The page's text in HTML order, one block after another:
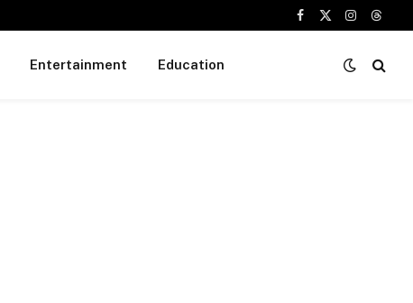
Facebook
X
Instagram
Entertainment Education